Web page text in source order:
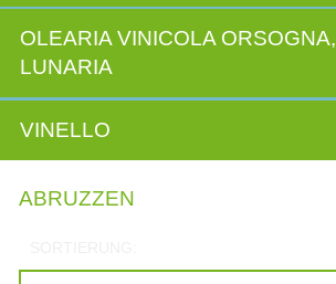
OLEARIA VINICOLA ORSOGNA,
LUNARIA
VINELLO
ABRUZZEN